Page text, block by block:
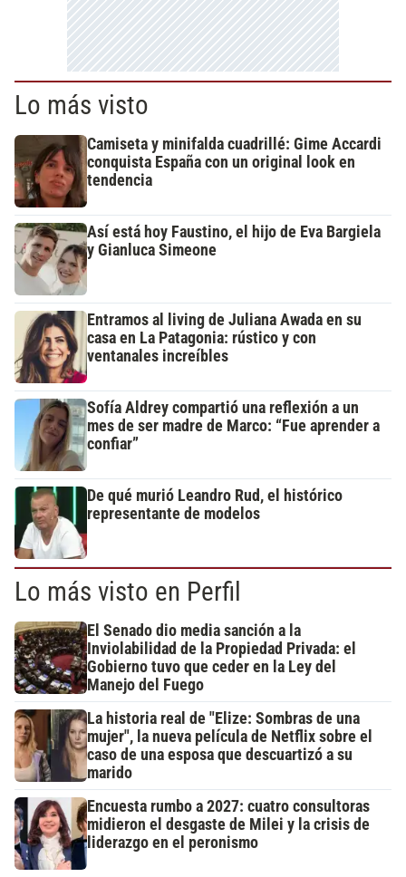
Lo más visto
Camiseta y minifalda cuadrillé: Gime Accardi
conquista España con un original look en
tendencia
Así está hoy Faustino, el hijo de Eva Bargiela
y Gianluca Simeone
Entramos al living de Juliana Awada en su
casa en La Patagonia: rústico y con
ventanales increíbles
Sofía Aldrey compartió una reflexión a un
mes de ser madre de Marco: “Fue aprender a
confiar”
De qué murió Leandro Rud, el histórico
representante de modelos
Lo más visto en Perfil
El Senado dio media sanción a la
Inviolabilidad de la Propiedad Privada: el
Gobierno tuvo que ceder en la Ley del
Manejo del Fuego
La historia real de "Elize: Sombras de una
mujer", la nueva película de Netflix sobre el
caso de una esposa que descuartizó a su
marido
Encuesta rumbo a 2027: cuatro consultoras
midieron el desgaste de Milei y la crisis de
liderazgo en el peronismo